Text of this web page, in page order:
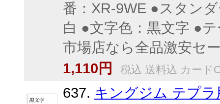
番：XR-9WE ●スタン
白 ●文字色：黒文字 ●
市場店なら全品激安セ
1,110円
税込 送料込 カード
637. キングジム テプ